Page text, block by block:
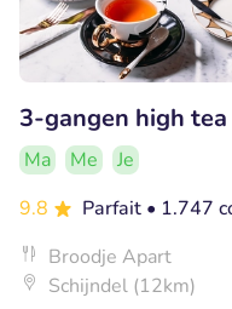
3-gangen high
Ma Me
Je
9.8
Parfait • 1.747
Broodje Apart
Schijndel (12km)